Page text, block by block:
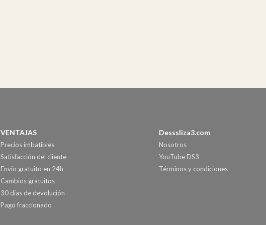
VENTAJAS
Precios imbatibles
Satisfacción del cliente
Envío gratuito en 24h
Cambios gratuitos
30 días de devolución
Pago fraccionado
Desssliza3.com
Nosotros
YouTube DS3
Términos y condiciones